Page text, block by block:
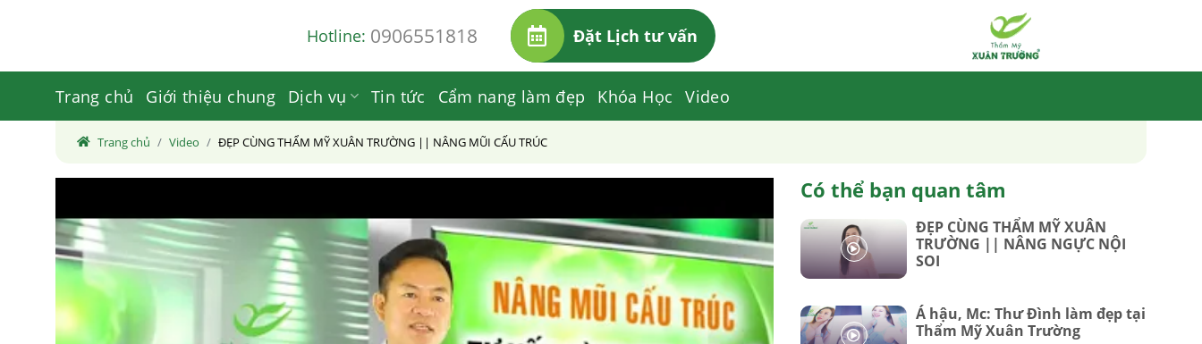
Hotline: 0906551818 Đặt Lịch tư vấn
Trang chủ Giới thiệu chung Dịch vụ Tin tức Cẩm nang làm đẹp Khóa Học Video
Trang chủ / Video / ĐẸP CÙNG THẨM MỸ XUÂN TRƯỜNG || NÂNG MŨI CẤU TRÚC
Có thể bạn quan tâm
ĐẸP CÙNG THẨM MỸ XUÂN
TRƯỜNG || NÂNG NGỰC NỘI
SOI
Á hậu, Mc: Thư Đình làm đẹp tại
Thẩm Mỹ Xuân Trường